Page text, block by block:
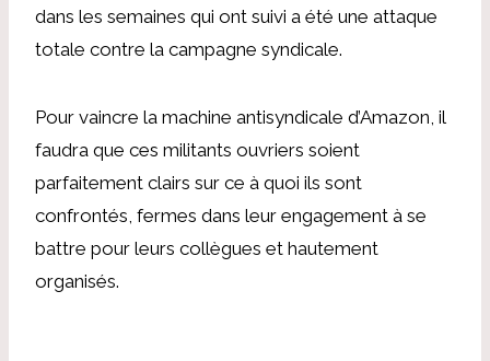
dans les semaines qui ont suivi a été une attaque
totale contre la campagne syndicale.
Pour vaincre la machine antisyndicale d’Amazon, il
faudra que ces militants ouvriers soient
parfaitement clairs sur ce à quoi ils sont
confrontés, fermes dans leur engagement à se
battre pour leurs collègues et hautement
organisés.